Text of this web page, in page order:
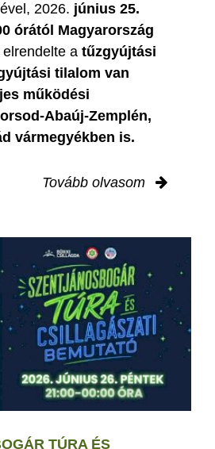
2026. június 25.
órától Magyarország
elrendelte a tűzgyújtási
tilalom van
működési
Abaúj-Zemplén,
vármegyékben is.
Tovább olvasom
TÚRA ÉS